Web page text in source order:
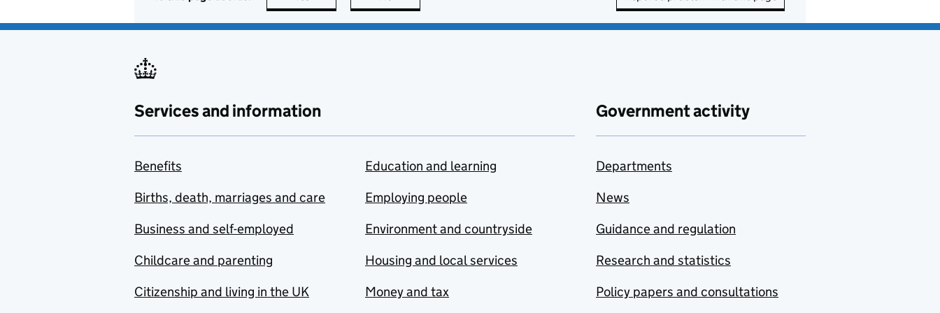
Services and information
Benefits
Births, death, marriages and care
Business and self-employed
Childcare and parenting
Citizenship and living in the UK
Education and learning
Employing people
Environment and countryside
Housing and local services
Money and tax
Government activity
Departments
News
Guidance and regulation
Research and statistics
Policy papers and consultations